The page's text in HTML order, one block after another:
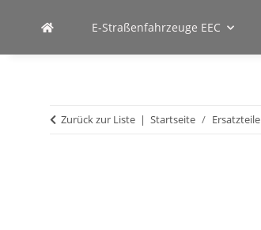
E-Straßenfahrzeuge EEC
Zurück zur Liste Startseite Ersatzteile